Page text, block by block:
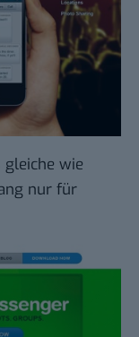
wie
nur für